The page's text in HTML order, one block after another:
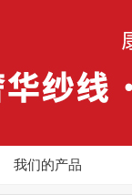
我们的产品